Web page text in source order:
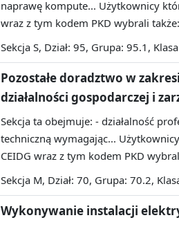
naprawę kompute... Użytkownicy
wraz z tym kodem PKD wybrali także:
Sekcja S, Dział: 95, Grupa: 95.1,
Pozostałe doradztwo w
działalności gospodarczej i
Sekcja ta obejmuje: - działalność
techniczną wymagając...
CEIDG wraz z tym kodem PKD
Sekcja M, Dział: 70, Grupa: 70.2,
Wykonywanie instalacji